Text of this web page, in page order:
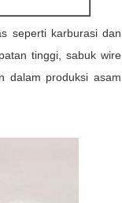
seperti karburasi dan
tinggi, sabuk wire
dalam produksi asam